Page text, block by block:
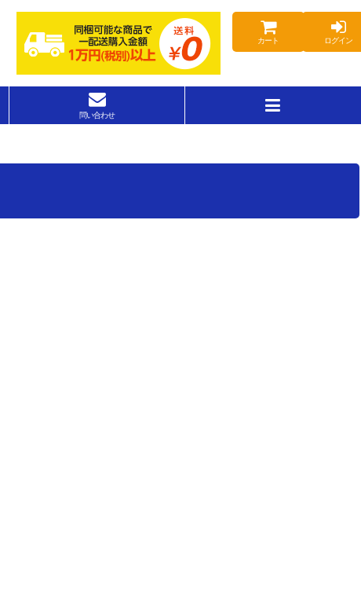
カート ログイン
問い合わせ